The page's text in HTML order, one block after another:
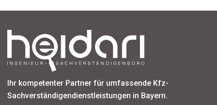
Ihr kompetenter Partner für umfassende Kfz-
Sachverständigendienstleistungen in Bayern.